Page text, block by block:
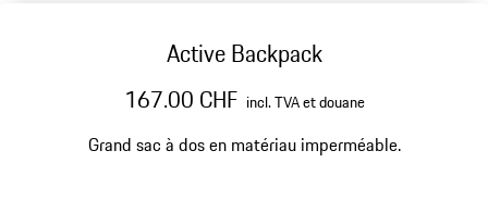
Active Backpack
167.00 CHF incl. TVA et douane
Grand sac à dos en matériau imperméable.